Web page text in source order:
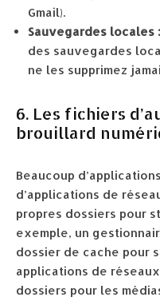
Gmail).
Sauvegardes locales :
des sauvegardes
ne les supprimez
6. Les fichiers
brouillard
Beaucoup
d’applications de
propres dossiers pour
exemple, un
dossier de cache pour
applications de
dossiers pour les